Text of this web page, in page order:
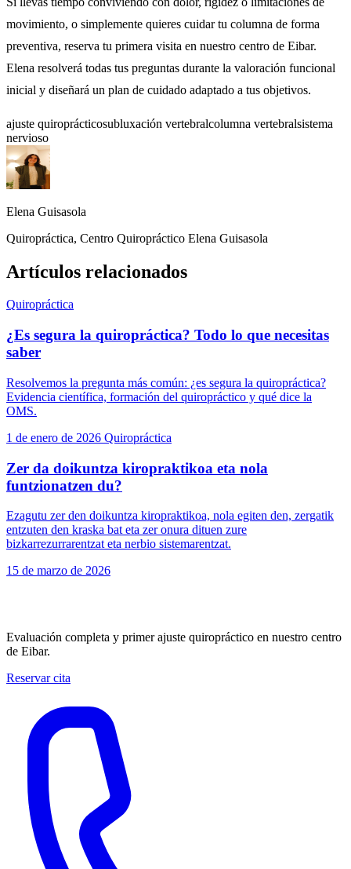
movimiento, o simplemente quieres cuidar tu columna de forma
preventiva, reserva tu primera visita en nuestro centro de Eibar.
Elena resolverá todas tus preguntas durante la valoración funcional
inicial y diseñará un plan de cuidado adaptado a tus objetivos.
ajuste quiroprácticosubluxación vertebralcolumna vertebralsistema
nervioso
Elena Guisasola
Quiropráctica, Centro Quiropráctico Elena Guisasola
Artículos relacionados
Quiropráctica
¿Es segura la quiropráctica? Todo lo que necesitas
saber
Resolvemos la pregunta más común: ¿es segura la quiropráctica?
Evidencia científica, formación del quiropráctico y qué dice la
OMS.
1 de enero de 2026 Quiropráctica
Zer da doikuntza kiropraktikoa eta nola
funtzionatzen du?
Ezagutu zer den doikuntza kiropraktikoa, nola egiten den, zergatik
entzuten den kraska bat eta zer onura dituen zure
bizkarrezurrarentzat eta nerbio sistemarentzat.
15 de marzo de 2026
Evaluación completa y primer ajuste quiropráctico en nuestro centro
de Eibar.
Reservar cita